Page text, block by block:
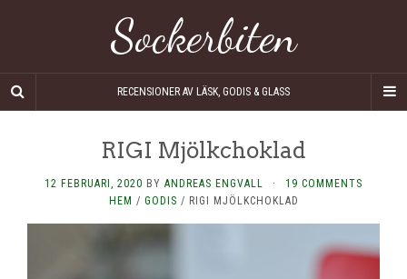
Sockerbiten
RECENSIONER AV LÄSK, GODIS & GLASS
RIGI Mjölkchoklad
12 FEBRUARI, 2020 BY ANDREAS ENGVALL ·
19 COMMENTS
HEM / GODIS / RIGI MJÖLKCHOKLAD